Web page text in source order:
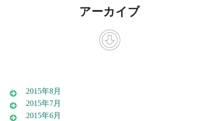
アーカイブ
2015年8月
2015年7月
2015年6月